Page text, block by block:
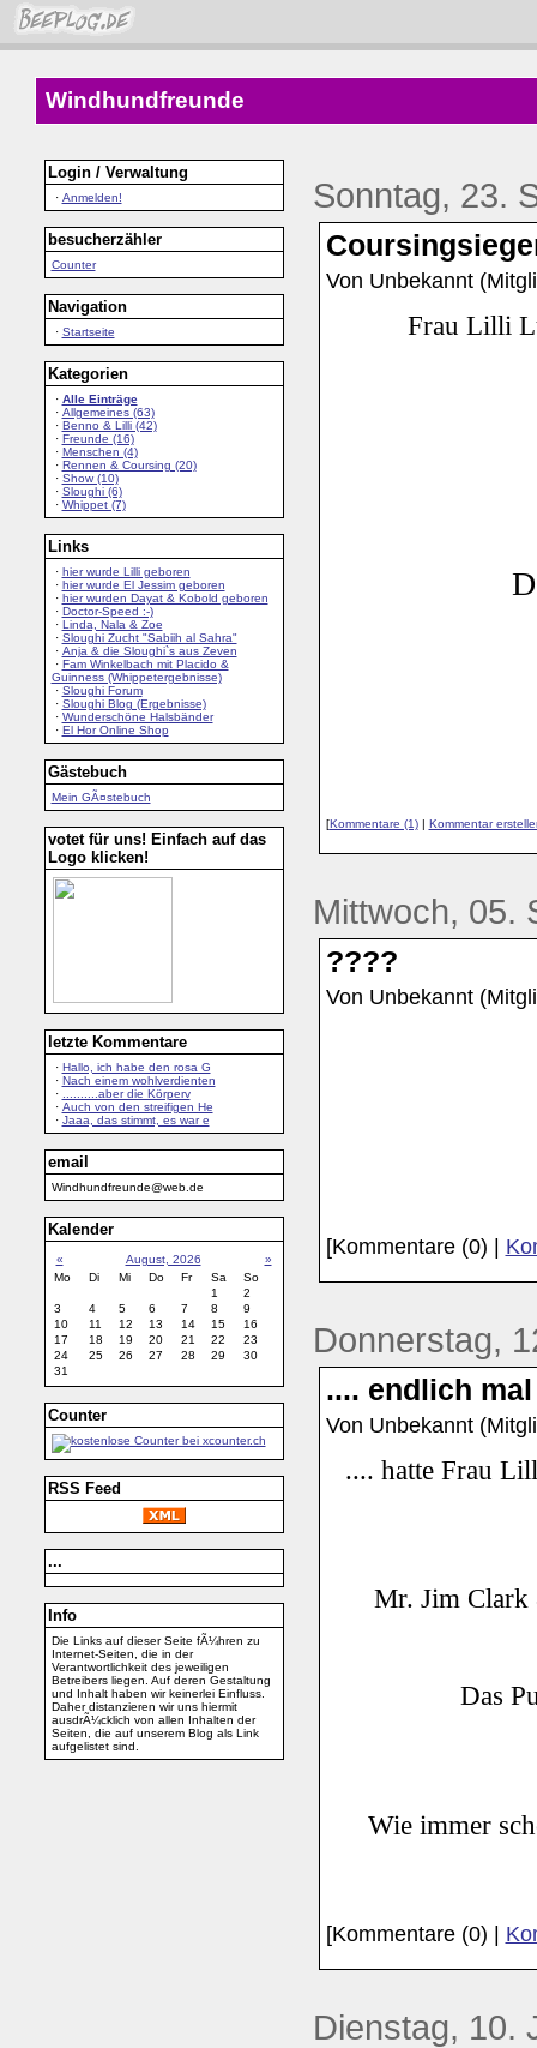
Windhundfreunde
Login / Verwaltung
· Anmelden!
besucherzähler
Counter
Navigation
· Startseite
Kategorien
· Alle Einträge
· Allgemeines (63)
· Benno & Lilli (42)
· Freunde (16)
· Menschen (4)
· Rennen & Coursing (20)
· Show (10)
· Sloughi (6)
· Whippet (7)
Links
· hier wurde Lilli geboren
· hier wurde El Jessim geboren
· hier wurden Dayat & Kobold geboren
· Doctor-Speed :-)
· Linda, Nala & Zoe
· Sloughi Zucht "Sabiih al Sahra"
· Anja & die Sloughi`s aus Zeven
· Fam Winkelbach mit Placido &
Guinness (Whippetergebnisse)
· Sloughi Forum
· Sloughi Blog (Ergebnisse)
· Wunderschöne Halsbänder
· El Hor Online Shop
Gästebuch
Mein GÃ¤stebuch
votet für uns! Einfach auf das
Logo klicken!
letzte Kommentare
· Hallo, ich habe den rosa G
· Nach einem wohlverdienten
·
..........aber die Körperv
· Auch von den streifigen He
· Jaaa, das stimmt, es war e
email
Windhundfreunde@web.de
Kalender
« August, 2026
»
Mo
Di Mi Do Fr Sa
So
1
2
3
4 5 6 7 8
9
10
11 12 13 14 15
16
17
18 19 20 21 22
23
24
25 26 27 28 29
30
31
Counter
RSS Feed
...
Info
Die Links auf dieser Seite fÃ¼hren zu
Internet-Seiten, die in der
Verantwortlichkeit des jeweiligen
Betreibers liegen. Auf deren Gestaltung
und Inhalt haben wir keinerlei Einfluss.
Daher distanzieren wir uns hiermit
ausdrÃ¼cklich von allen Inhalten der
Seiten, die auf unserem Blog als Link
aufgelistet sind.
Sonntag, 23.
Von Unbekannt
Frau Lilli
[Kommentare (1)| Kommentar
Mittwoch, 05.
????
Von Unbekannt
[Kommentare (0) |
Donnerstag,
.... endlich
Von Unbekannt
.... hatte Frau
Mr. Jim Clark
Das
Wie immer
[Kommentare (0) |
Dienstag, 10.